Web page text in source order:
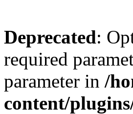
Deprecated:
required
parameter in /
content/